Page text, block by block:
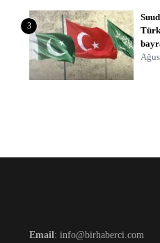
3
Email: info@birhaberci.com